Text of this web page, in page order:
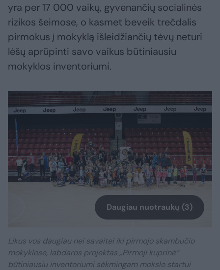
yra per 17 000 vaikų, gyvenančių socialinės
rizikos šeimose, o kasmet beveik trečdalis
pirmokus į mokyklą išleidžiančių tėvų neturi
lėšų aprūpinti savo vaikus būtiniausiu
mokyklos inventoriumi.
Daugiau nuotraukų (3)
Likus vos daugiau nei savaitei iki pirmojo skambučio
mokyklose, labdaros projektas „Pirmoji kuprinė“
būtiniausiu inventoriumi sėkmingam mokslo startui